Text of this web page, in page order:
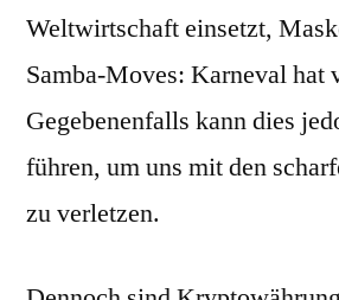
Weltwirtschaft einsetzt,
Samba-Moves: Karneval hat
Gegebenenfalls kann dies
führen, um uns mit den
zu verletzen.